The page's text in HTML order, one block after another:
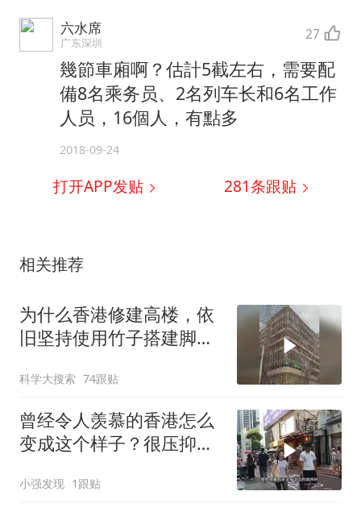
六水席
广东深圳 27
幾節車廂啊？估計5截左右，需要配
備8名乘务员、2名列车长和6名工作
人员，16個人，有點多
2018-09-24
打开APP发贴 281条跟贴
相关推荐
为什么香港修建高楼，依
旧坚持使用竹子搭建脚手
科学大搜索 74跟贴
曾经令人羡慕的香港怎么
变成这个样子？很压抑，
小强发现 1跟贴